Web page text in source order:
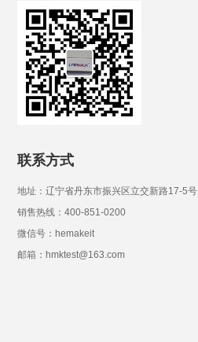
联系方式
地址：辽宁省丹东市振兴区立交新路17-5号
销售热线：400-851-0200
微信号：hemakeit
邮箱：hmktest@163.com